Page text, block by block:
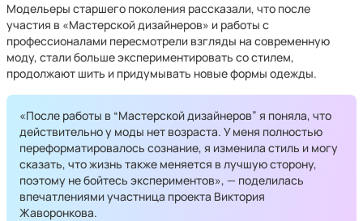
Модельеры старшего поколения рассказали, что после
участия в «Мастерской дизайнеров» и работы с
профессионалами пересмотрели взгляды на современную
моду, стали больше экспериментировать со стилем,
продолжают шить и придумывать новые формы одежды.
«После работы в “Мастерской дизайнеров” я поняла, что
действительно у моды нет возраста. У меня полностью
переформатировалось сознание, я изменила стиль и могу
сказать, что жизнь также меняется в лучшую сторону,
поэтому не бойтесь экспериментов», — поделилась
впечатлениями участница проекта Виктория
Жаворонкова.